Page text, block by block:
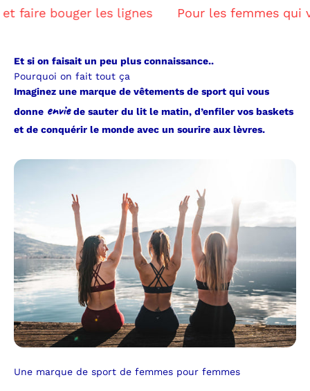
les lignes Pour les femmes qui
Et si on faisait un peu plus connaissance..
Pourquoi on fait tout ça
Imaginez une marque de vêtements de sport qui vous
donne enviede sauter du lit le matin, d’enfiler vos baskets
et de conquérir le monde avec un sourire aux lèvres.
Une marque de sport de femmes pour femmes